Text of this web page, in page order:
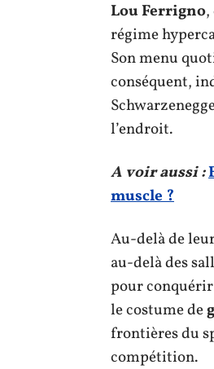
Lou Ferrigno,
régime
Son menu
conséquent,
l’endroit.
A voir aussi :
muscle ?
Au-delà de
au-delà des
pour
le costume de
frontières du
compétition.